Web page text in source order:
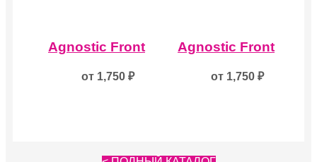
товар
имеет
несколько
вариаций.
Agnostic Front
от 1,750 ₽
товар
имеет
несколько
вариаций.
товара.
Agnostic Front
от 1,750₽